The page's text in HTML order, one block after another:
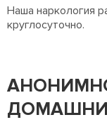
Наша наркология
круглосуточно.